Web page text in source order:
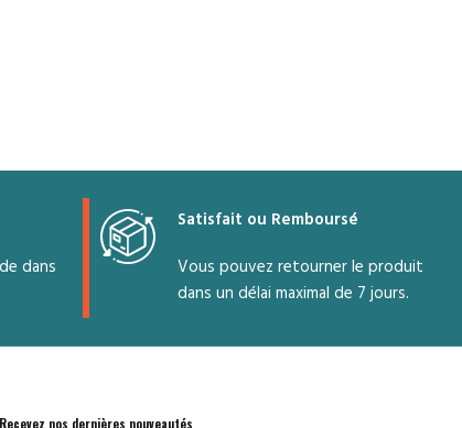
dans
Satisfait ou Remboursé
Vous pouvez retourner le produit
dans un délai maximal de 7 jours.
Recevez nos dernières nouveautés